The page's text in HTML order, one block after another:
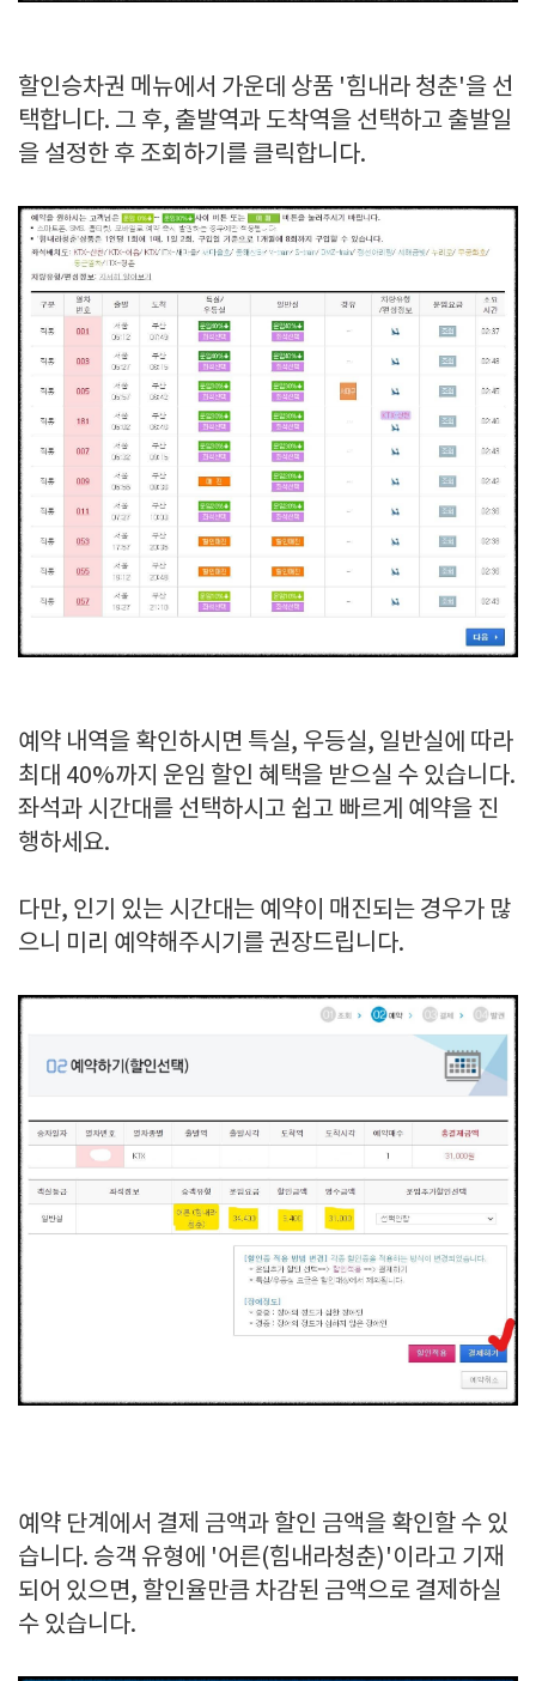
할인승차권 메뉴에서 가운데 상품 '힘내라 청춘'을 선
택합니다. 그 후, 출발역과 도착역을 선택하고 출발일
을 설정한 후 조회하기를 클릭합니다.
예약 내역을 확인하시면 특실, 우등실, 일반실에 따라
최대 40%까지 운임 할인 혜택을 받으실 수 있습니다.
좌석과 시간대를 선택하시고 쉽고 빠르게 예약을 진
행하세요.
다만, 인기 있는 시간대는 예약이 매진되는 경우가 많
으니 미리 예약해주시기를 권장드립니다.
예약 단계에서 결제 금액과 할인 금액을 확인할 수 있
습니다. 승객 유형에 '어른(힘내라청춘)'이라고 기재
되어 있으면, 할인율만큼 차감된 금액으로 결제하실
수 있습니다.